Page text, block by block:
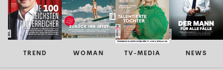
TREND WOMAN TV-MEDIA NEWS